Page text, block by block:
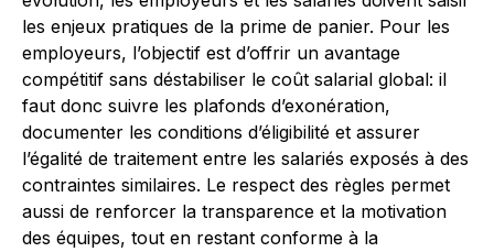
les enjeux pratiques de la prime de panier. Pour les
employeurs, l’objectif est d’offrir un avantage
compétitif sans déstabiliser le coût salarial global: il
faut donc suivre les plafonds d’exonération,
documenter les conditions d’éligibilité et assurer
l’égalité de traitement entre les salariés exposés à des
contraintes similaires. Le respect des règles permet
aussi de renforcer la transparence et la motivation
des équipes, tout en restant conforme à la